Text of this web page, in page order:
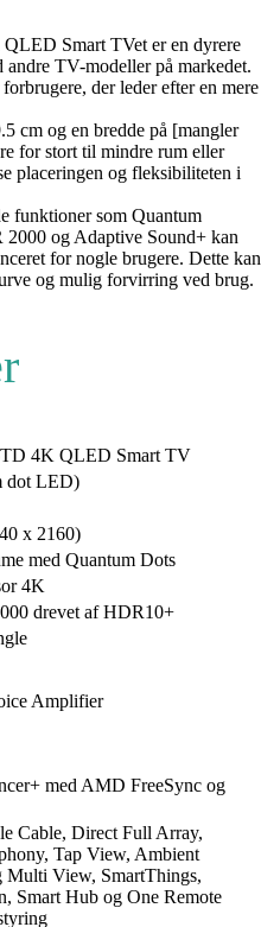
Smart TVet er en dyrere
andre TV-modeller på markedet.
der leder efter en mere
cm og en bredde på [mangler
for stort til mindre rum eller
placeringen og fleksibiliteten i
funktioner som Quantum
og Adaptive Sound+ kan
for nogle brugere. Dette kan
og mulig forvirring ved brug.
4K QLED Smart TV
dot LED)
x 2160)
med Quantum Dots
4K
drevet af HDR10+
Amplifier
med AMD FreeSync og
Cable, Direct Full Array,
Tap View, Ambient
Multi View, SmartThings,
Smart Hub og One Remote